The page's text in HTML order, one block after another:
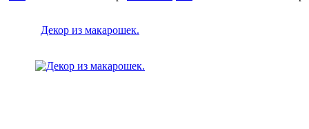
Декор из макарошек.